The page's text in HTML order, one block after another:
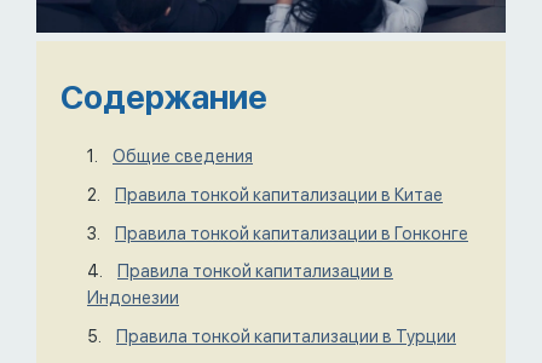
Содержание
Общие сведения
Правила тонкой капитализации в Китае
Правила тонкой капитализации в Гонконге
Правила тонкой капитализации в
Индонезии
Правила тонкой капитализации в Турции